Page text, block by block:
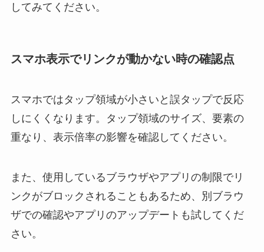
してみてください。
スマホ表示でリンクが動かない時の確認点
スマホではタップ領域が小さいと誤タップで反応
しにくくなります。タップ領域のサイズ、要素の
重なり、表示倍率の影響を確認してください。
また、使用しているブラウザやアプリの制限でリ
ンクがブロックされることもあるため、別ブラウ
ザでの確認やアプリのアップデートも試してくだ
さい。